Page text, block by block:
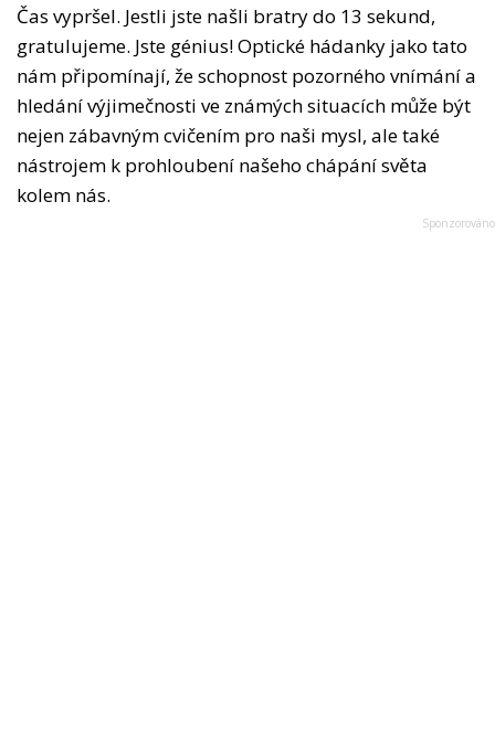
Čas vypršel. Jestli jste našli bratry do 13 sekund,
gratulujeme. Jste génius! Optické hádanky jako tato
nám připomínají, že schopnost pozorného vnímání a
hledání výjimečnosti ve známých situacích může být
nejen zábavným cvičením pro naši mysl, ale také
nástrojem k prohloubení našeho chápání světa
kolem nás.